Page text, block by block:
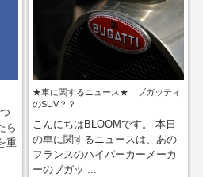
ら
重
★車に関するニュース★ ブガッティ
のSUV？？
こんにちはBLOOMです。 本日
の車に関するニュースは、あの
フランスのハイパーカーメーカ
ーのブガッ ...